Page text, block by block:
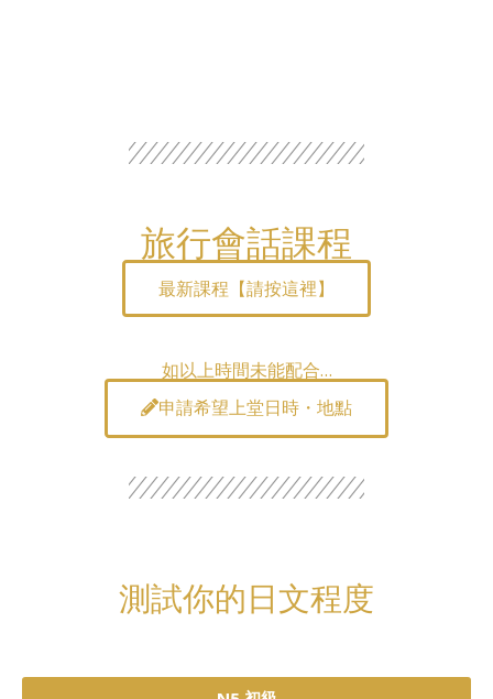
旅行會話課程
最新課程【請按這裡】
如以上時間未能配合…
申請希望上堂日時・地點
測試你的日文程度